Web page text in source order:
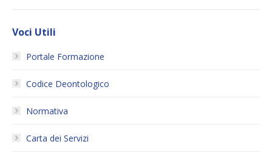
Voci Utili
Portale Formazione
Codice Deontologico
Normativa
Carta dei Servizi